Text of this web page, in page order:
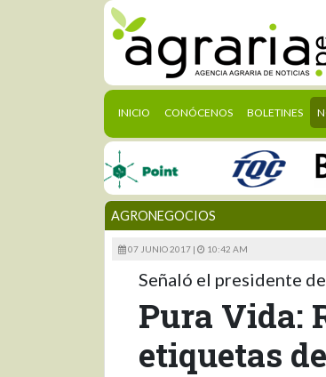
INICIO (CURRENT)
CONÓCENOS BOLETINES
AGRONEGOCIOS
07 JUNIO 2017 | 10:42 AM
Señaló el presidente
Pura Vida:
etiquetas